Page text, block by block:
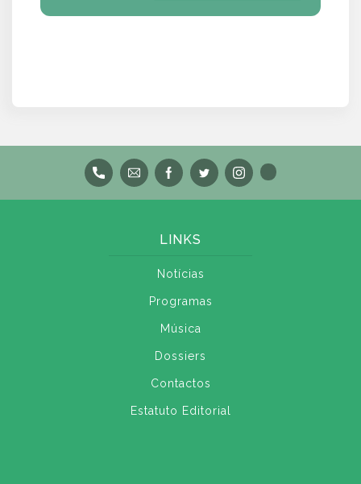
LINKS
Notícias
Programas
Música
Dossiers
Contactos
Estatuto Editorial